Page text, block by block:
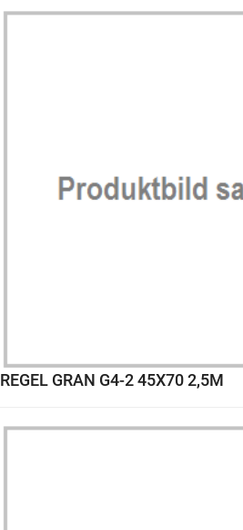
REGEL GRAN G4-2 45X70 2,5M